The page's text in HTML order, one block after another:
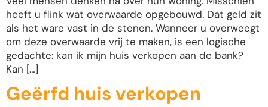
heeft u flink wat overwaarde opgebouwd. Dat geld zit
als het ware vast in de stenen. Wanneer u overweegt
om deze overwaarde vrij te maken, is een logische
gedachte: kan ik mijn huis verkopen aan de bank?
Kan […]
Geërfd huis verkopen